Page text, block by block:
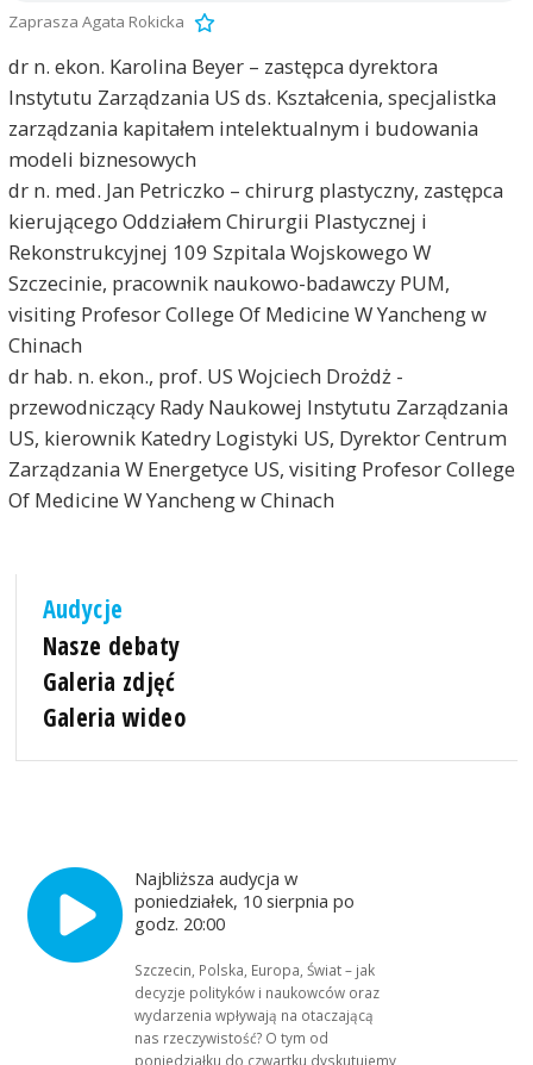
Zaprasza Agata Rokicka
dr n. ekon. Karolina Beyer – zastępca dyrektora
Instytutu Zarządzania US ds. Kształcenia, specjalistka
zarządzania kapitałem intelektualnym i budowania
modeli biznesowych
dr n. med. Jan Petriczko – chirurg plastyczny, zastępca
kierującego Oddziałem Chirurgii Plastycznej i
Rekonstrukcyjnej 109 Szpitala Wojskowego W
Szczecinie, pracownik naukowo-badawczy PUM,
visiting Profesor College Of Medicine W Yancheng w
Chinach
dr hab. n. ekon., prof. US Wojciech Drożdż -
przewodniczący Rady Naukowej Instytutu Zarządzania
US, kierownik Katedry Logistyki US, Dyrektor Centrum
Zarządzania W Energetyce US, visiting Profesor College
Of Medicine W Yancheng w Chinach
Audycje
Nasze debaty
Galeria zdjęć
Galeria wideo
Najbliższa audycja w
poniedziałek, 10 sierpnia po
godz. 20:00
Szczecin, Polska, Europa, Świat – jak
decyzje polityków i naukowców oraz
wydarzenia wpływają na otaczającą
nas rzeczywistość? O tym od
poniedziałku do czwartku dyskutujemy